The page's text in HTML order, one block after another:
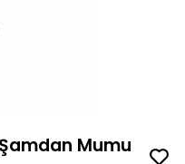
Mumu